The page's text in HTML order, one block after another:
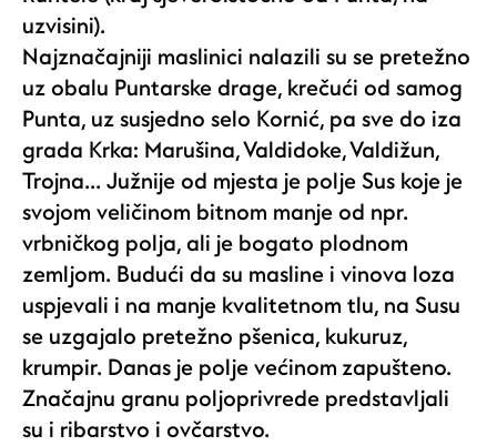
uzvisini).
Najznačajniji maslinici nalazili su se pretežno
uz obalu Puntarske drage, krečući od samog
Punta, uz susjedno selo Kornić, pa sve do iza
grada Krka: Marušina, Valdidoke, Valdižun,
Trojna... Južnije od mjesta je polje Sus koje je
svojom veličinom bitnom manje od npr.
vrbničkog polja, ali je bogato plodnom
zemljom. Budući da su masline i vinova loza
uspjevali i na manje kvalitetnom tlu, na Susu
se uzgajalo pretežno pšenica, kukuruz,
krumpir. Danas je polje većinom zapušteno.
Značajnu granu poljoprivrede predstavljali
su i ribarstvo i ovčarstvo.